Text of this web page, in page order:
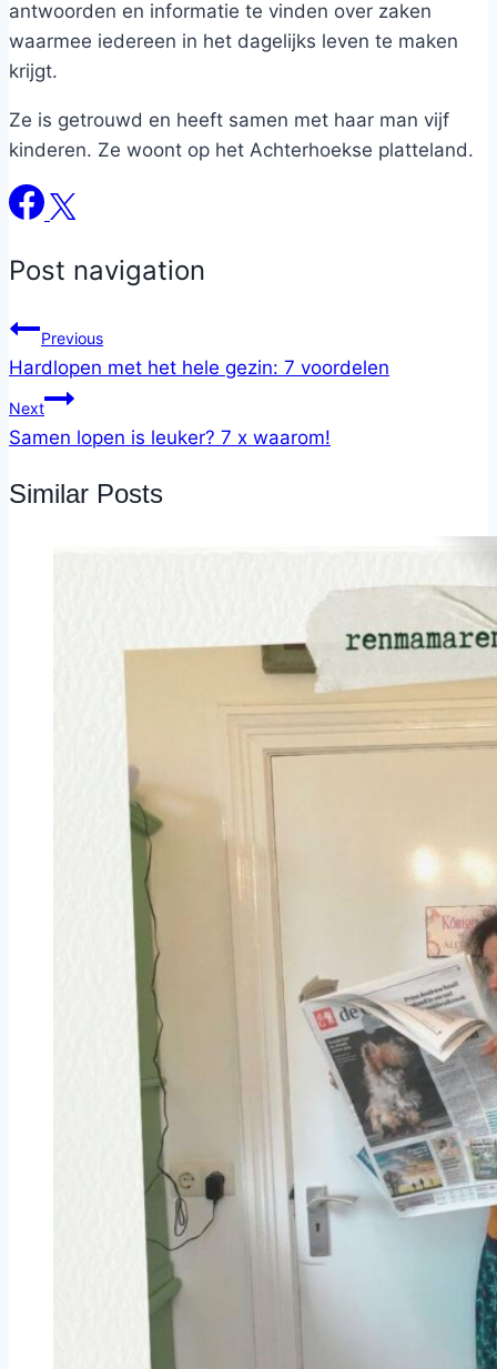
antwoorden en informatie te vinden over zaken
waarmee iedereen in het dagelijks leven te maken
krijgt.
Ze is getrouwd en heeft samen met haar man vijf
kinderen. Ze woont op het Achterhoekse platteland.
Post navigation
Previous
Hardlopen met het hele gezin: 7 voordelen
Next
Samen lopen is leuker? 7 x waarom!
Similar Posts